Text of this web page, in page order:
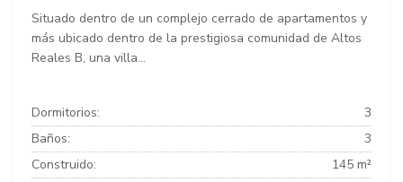
Situado dentro de un complejo cerrado de apartamentos y
más ubicado dentro de la prestigiosa comunidad de Altos
Reales B, una villa...
Dormitorios:
3
Baños:
3
Construido:
145 m²